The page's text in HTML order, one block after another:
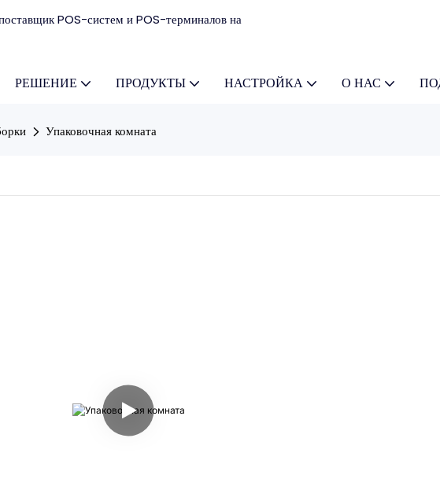
POS-систем и POS-терминалов на
РЕШЕНИЕ ПРОДУКТЫ НАСТРОЙКА О НАС
Упаковочная комната